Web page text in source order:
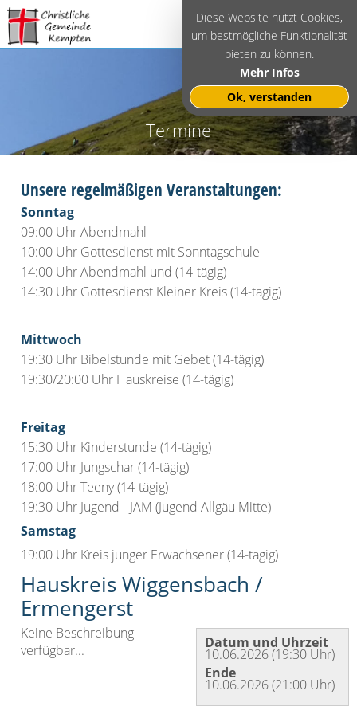
Termine
Unsere regelmäßigen Veranstaltungen:
Sonntag
09:00 Uhr Abendmahl
10:00 Uhr Gottesdienst mit Sonntagschule
14:00 Uhr Abendmahl und (14-tägig)
14:30 Uhr Gottesdienst Kleiner Kreis (14-tägig)
Mittwoch
19:30 Uhr Bibelstunde mit Gebet (14-tägig)
19:30/20:00 Uhr Hauskreise (14-tägig)
Freitag
15:30 Uhr Kinderstunde (14-tägig)
17:00 Uhr Jungschar (14-tägig)
18:00 Uhr Teeny (14-tägig)
19:30 Uhr Jugend - JAM (Jugend Allgäu Mitte)
Samstag
19:00 Uhr Kreis junger Erwachsener (14-tägig)
Hauskreis Wiggensbach /
Ermengerst
Datum und Uhrzeit
10.06.2026 (19:30 Uhr)
Ende
10.06.2026 (21:00 Uhr)
Keine Beschreibung
verfügbar...
Diese Website nutzt Cookies,
um bestmögliche Funktionalität
bieten zu können.
Mehr Infos
Ok, verstanden